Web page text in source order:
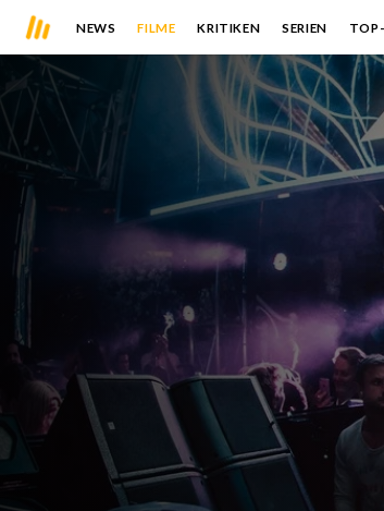
NEWS FILME KRITIKEN SERIEN